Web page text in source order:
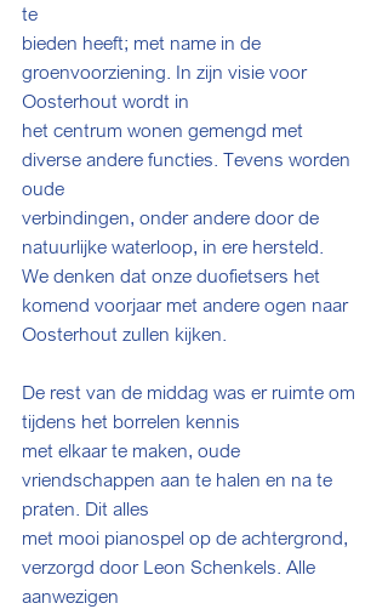
te
bieden heeft; met name in de
groenvoorziening. In zijn visie voor
Oosterhout wordt in
het centrum wonen gemengd met
diverse andere functies. Tevens worden
oude
verbindingen, onder andere door de
natuurlijke waterloop, in ere hersteld.
We denken dat onze duofietsers het
komend voorjaar met andere ogen naar
Oosterhout zullen kijken.
De rest van de middag was er ruimte om
tijdens het borrelen kennis
met elkaar te maken, oude
vriendschappen aan te halen en na te
praten. Dit alles
met mooi pianospel op de achtergrond,
verzorgd door Leon Schenkels. Alle
aanwezigen